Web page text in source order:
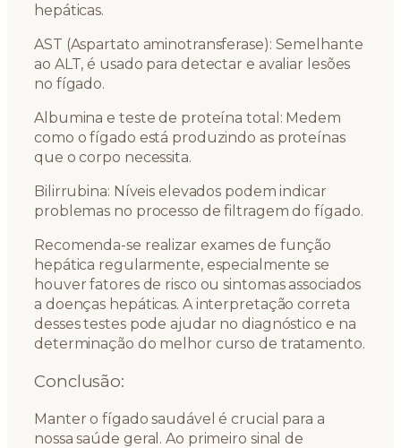
hepáticas.
AST (Aspartato aminotransferase): Semelhante
ao ALT, é usado para detectar e avaliar lesões
no fígado.
Albumina e teste de proteína total: Medem
como o fígado está produzindo as proteínas
que o corpo necessita.
Bilirrubina: Níveis elevados podem indicar
problemas no processo de filtragem do fígado.
Recomenda-se realizar exames de função
hepática regularmente, especialmente se
houver fatores de risco ou sintomas associados
a doenças hepáticas. A interpretação correta
desses testes pode ajudar no diagnóstico e na
determinação do melhor curso de tratamento.
Conclusão:
Manter o fígado saudável é crucial para a
nossa saúde geral. Ao primeiro sinal de